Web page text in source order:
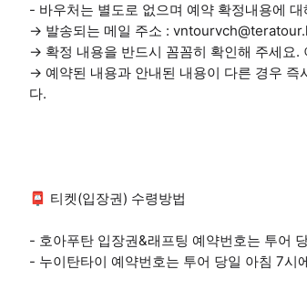
- 바우처는 별도로 없으며 예약 확정내용에
→ 발송되는 메일 주소 :
→ 확정 내용을 반드시 꼼꼼히 확인해 주세요.
→ 예약된 내용과 안내된 내용이 다른 경우 즉
다.
📮 티켓(입장권) 수령방법
- 호아푸탄 입장권&래프팅 예약번호는 투어
- 누이탄타이 예약번호는 투어 당일 아침 7시